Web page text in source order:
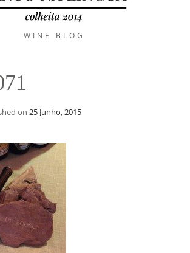
WINE BLOG
on 25 Junho, 2015